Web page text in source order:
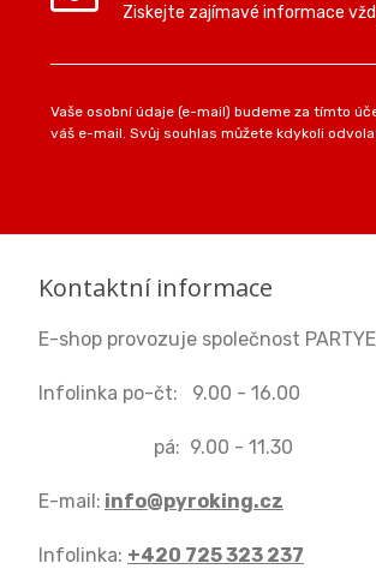
Ziskejte zajímavé informace
Vaše osobní údaje (e-mail) budeme za tímto
váš e-mail. Svůj souhlas můžete kdykoli
Kontaktní informace
E-shop provozuje společnost
Infolinka po-čt: 9.00 - 16.00
pá: 9.00 - 11.30
E-mail: info@pyroking.cz
Infolinka: +420 725 323 237